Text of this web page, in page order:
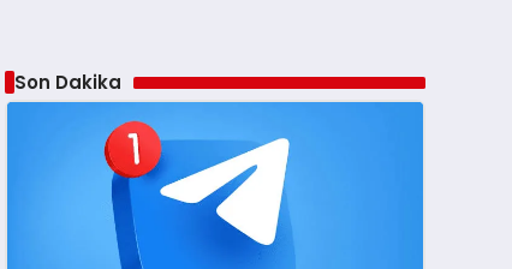
Son Dakika